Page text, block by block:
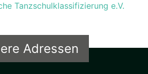
Adressen